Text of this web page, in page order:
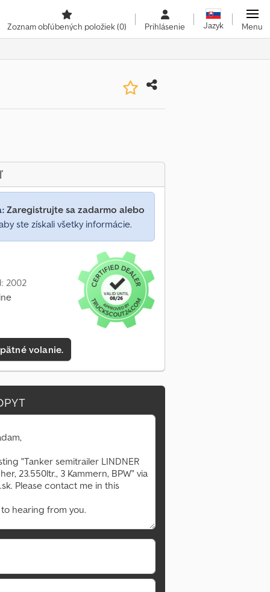
Zoznam obľúbených položiek(0) Prihlásenie Jazyk Menu
Zaregistrujte sa zadarmo alebo
ste získali všetky informácie.
2002
volanie.